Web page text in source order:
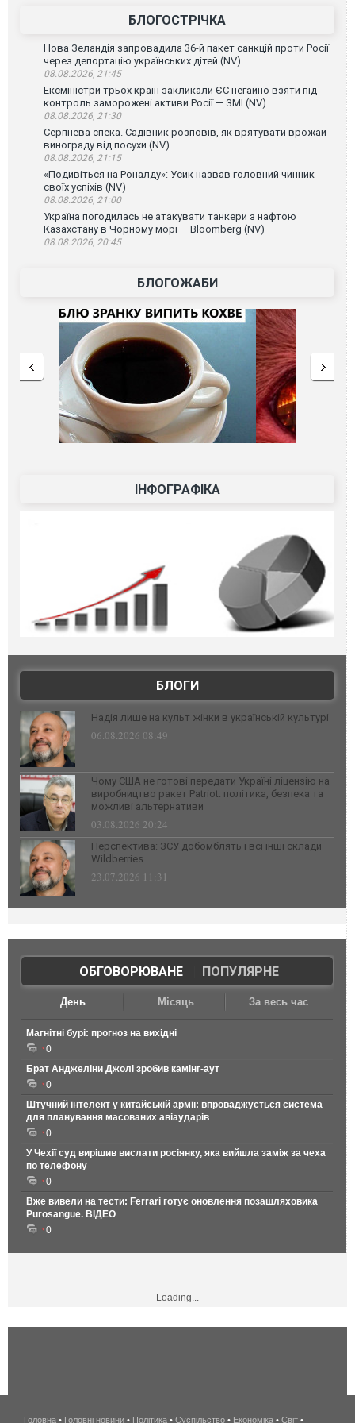
БЛОГОСТРІЧКА
Нова Зеландія запровадила 36-й пакет санкцій проти Росії
через депортацію українських дітей (NV)
08.08.2026, 21:45
Ексміністри трьох країн закликали ЄС негайно взяти під
контроль заморожені активи Росії — ЗМІ (NV)
08.08.2026, 21:30
Серпнева спека. Садівник розповів, як врятувати врожай
винограду від посухи (NV)
08.08.2026, 21:15
«Подивіться на Роналду»: Усик назвав головний чинник
своїх успіхів (NV)
08.08.2026, 21:00
Україна погодилась не атакувати танкери з нафтою
Казахстану в Чорному морі — Bloomberg (NV)
08.08.2026, 20:45
БЛОГОЖАБИ
ІНФОГРАФІКА
БЛОГИ
Надія лише на культ жінки в українській культурі
06.08.2026 08:49
Чому США не готові передати Україні ліцензію на
виробництво ракет Patriot: політика, безпека та
можливі альтернативи
03.08.2026 20:24
Перспектива: ЗСУ добомблять і всі інші склади
Wildberries
23.07.2026 11:31
ОБГОВОРЮВАНЕ| ПОПУЛЯРНЕ
День Місяць За весь час
Магнітні бурі: прогноз на вихідні
0
Брат Анджеліни Джолі зробив камінг-аут
0
Штучний інтелект у китайській армії: впроваджується система
для планування масованих авіаударів
0
У Чехії суд вирішив вислати росіянку, яка вийшла заміж за чеха
по телефону
0
Вже вивели на тести: Ferrari готує оновлення позашляховика
Purosangue. ВІДЕО
0
Loading...
беспроводной
Головна • Головні новини • Політика • Суспільство • Економіка • Світ •